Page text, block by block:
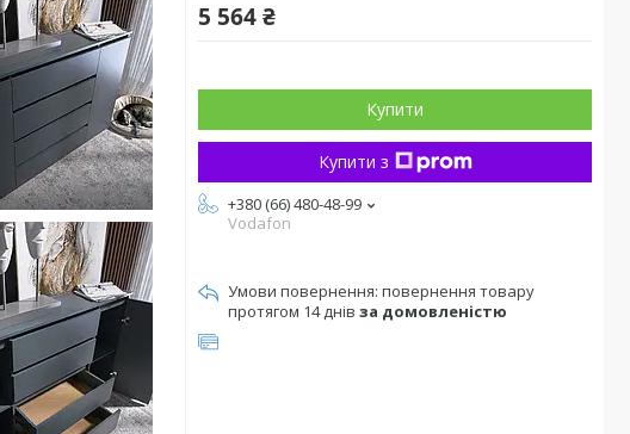
5 564 ₴
Купити
Купити з
+380 (66) 480-48-99
Vodafon
повернення товару
протягом 14 днів за домовленістю